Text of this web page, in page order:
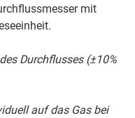
mit
Durchflusses (±10%
auf das Gas bei